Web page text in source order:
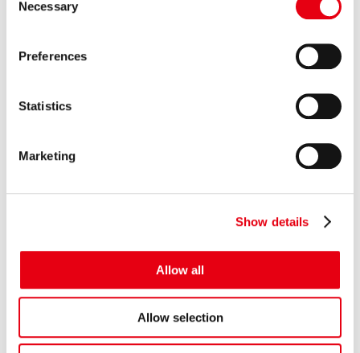
Necessary
Preferences
Statistics
Marketing
Show details
Allow all
Allow selection
【カープレミア×ポケットカード】オートクレジットと同時
プレミアグループ、バイク王&カンパニー社との合弁会社
「RIDE＆LINK」が...
プレミア株式会社
会社情報を見る